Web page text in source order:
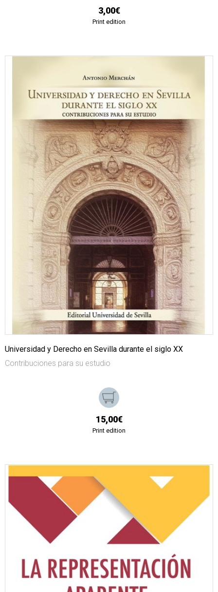
3,00€
Print edition
Universidad y Derecho en Sevilla durante el siglo XX
Contribuciones para su estudio
15,00€
Print edition